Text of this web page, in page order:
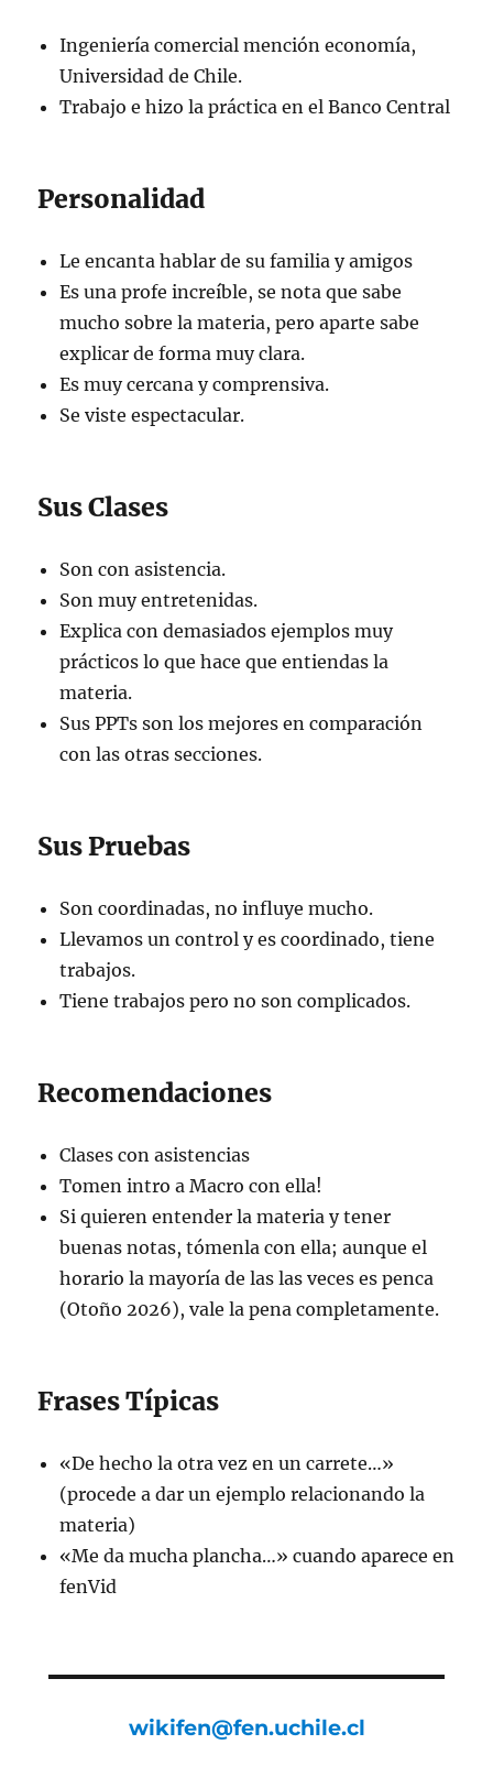
Ingeniería comercial mención economía,
Universidad de Chile.
Trabajo e hizo la práctica en el Banco Central
Personalidad
Le encanta hablar de su familia y amigos
Es una profe increíble, se nota que sabe
mucho sobre la materia, pero aparte sabe
explicar de forma muy clara.
Es muy cercana y comprensiva.
Se viste espectacular.
Sus Clases
Son con asistencia.
Son muy entretenidas.
Explica con demasiados ejemplos muy
prácticos lo que hace que entiendas la
materia.
Sus PPTs son los mejores en comparación
con las otras secciones.
Sus Pruebas
Son coordinadas, no influye mucho.
Llevamos un control y es coordinado, tiene
trabajos.
Tiene trabajos pero no son complicados.
Recomendaciones
Clases con asistencias
Tomen intro a Macro con ella!
Si quieren entender la materia y tener
buenas notas, tómenla con ella; aunque el
horario la mayoría de las las veces es penca
(Otoño 2026), vale la pena completamente.
Frases Típicas
«De hecho la otra vez en un carrete…»
(procede a dar un ejemplo relacionando la
materia)
«Me da mucha plancha…» cuando aparece en
fenVid
wikifen@fen.uchile.cl